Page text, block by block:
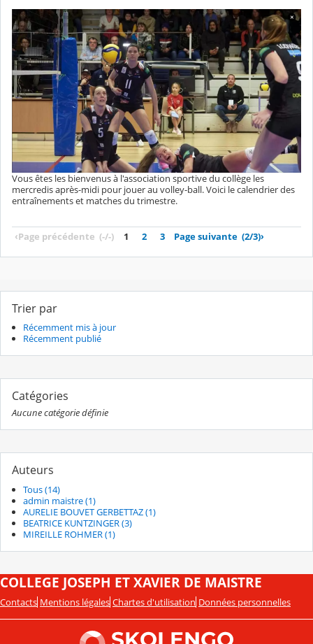
Vous êtes les bienvenus à l'association sportive du collège les
mercredis après-midi pour jouer au volley-ball. Voici le calendrier des
entraînements et matches du trimestre.
‹Page précédente (-/-) 1 2 3 Page suivante (2/3)›
Trier par
Récemment mis à jour
Récemment publié
Catégories
Aucune catégorie définie
Auteurs
Tous (14)
admin maistre (1)
AURELIE BOUVET GERBETTAZ (1)
BEATRICE KUNTZINGER (3)
MIREILLE ROHMER (1)
COLLEGE JOSEPH ET XAVIER DE MAISTRE
Contacts Mentions légales Chartes d'utilisation Données personnelles